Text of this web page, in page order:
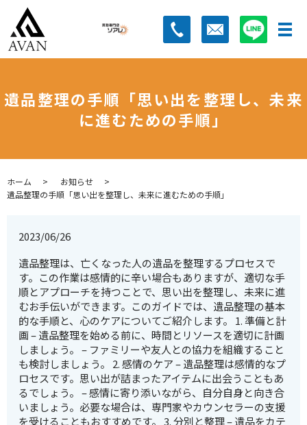
遺品整理の手順「思い出を整理し、未来
に進むための手順」
ホーム
お知らせ
遺品整理の手順「思い出を整理し、未来に進むための手順」
2023/06/26
遺品整理は、亡くなった人の遺品を整理するプロセスで
す。この作業は感情的に辛い場合もありますが、適切な手
順とアプローチを持つことで、思い出を整理し、未来に進
むお手伝いができます。このガイドでは、遺品整理の基本
的な手順と、心のケアについてご紹介します。 1. 準備と計
画 – 遺品整理を始める前に、時間とリソースを適切に計画
しましょう。 – ファミリーや友人との協力を組織すること
も検討しましょう。 2. 感情のケア – 遺品整理は感情的なプ
ロセスです。思い出が詰まったアイテムに出会うこともあ
るでしょう。 – 感情に寄り添いながら、自分自身と向き合
いましょう。必要な場合は、専門家やカウンセラーの支援
を受けることもおすすめです。 3. 分別と整理 – 遺品をカテ